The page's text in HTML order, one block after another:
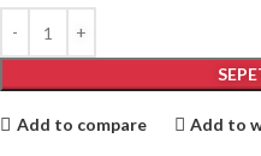
Add to compare Add to